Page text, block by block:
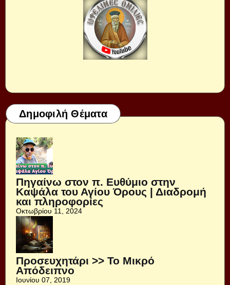
Δημοφιλή Θέματα
Πηγαίνω στον π. Ευθύμιο στην
Καψάλα του Αγίου Όρους | Διαδρομή
και πληροφορίες
Οκτωβρίου 11, 2024
Προσευχητάρι >> Το Μικρό
Απόδειπνο
Ιουνίου 07, 2019